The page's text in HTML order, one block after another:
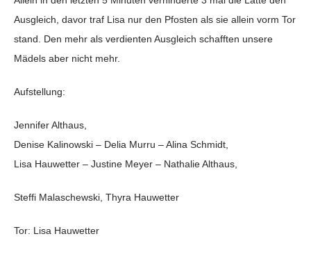
Ausgleich, davor traf Lisa nur den Pfosten als sie allein vorm Tor
stand. Den mehr als verdienten Ausgleich schafften unsere
Mädels aber nicht mehr.
Aufstellung:
Jennifer Althaus,
Denise Kalinowski – Delia Murru – Alina Schmidt,
Lisa Hauwetter – Justine Meyer – Nathalie Althaus,
Steffi Malaschewski, Thyra Hauwetter
Tor: Lisa Hauwetter